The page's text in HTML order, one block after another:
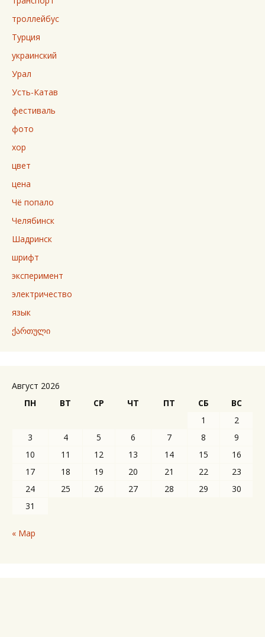
троллейбус
Турция
украинский
Урал
Усть-Катав
фестиваль
фото
хор
цвет
цена
Чё попало
Челябинск
Шадринск
шрифт
эксперимент
электричество
язык
ქართული
Август 2026
ПН
ВТ СР ЧТ ПТ СБ
ВС
1
2
3
4 5 6 7 8
9
10
11 12 13 14 15
16
17
18 19 20 21 22
23
24
25 26 27 28 29
30
31
« Мар